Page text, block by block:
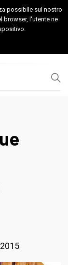
Capitanata
possibile sul nostro
browser, l'utente ne